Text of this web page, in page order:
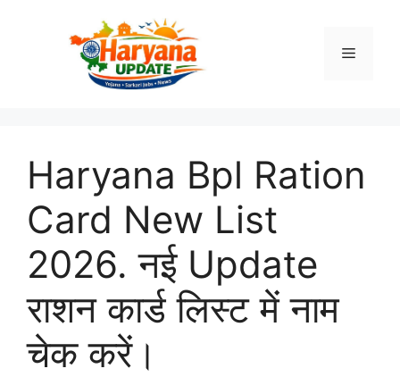
Menu
Haryana Bpl Ration
Card New List
2026. नई Update
राशन कार्ड लिस्ट में नाम
चेक करें।